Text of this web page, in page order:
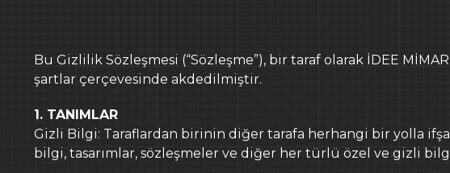
ÖDÜLLERİMİZ
Bu Gizlilik Sözleşmesi (“Sözleşme”), bir taraf olarak İDEE
şartlar çerçevesinde akdedilmiştir.
1. TANIMLAR
Gizli Bilgi: Taraflardan birinin diğer tarafa herhangi bir yolla
bilgi, tasarımlar, sözleşmeler ve diğer her türlü özel ve gizli